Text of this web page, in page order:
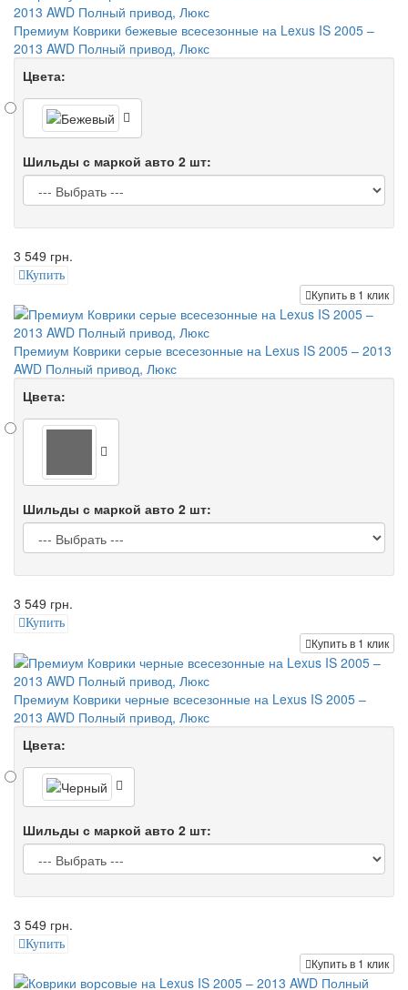
Премиум Коврики бежевые всесезонные на Lexus IS 2005 –
2013 AWD Полный привод, Люкс
Цвета:
Шильды с маркой авто 2 шт:
3 549 грн.
Купить
Купить в 1 клик
Премиум Коврики серые всесезонные на Lexus IS 2005 – 2013
AWD Полный привод, Люкс
Цвета:
Шильды с маркой авто 2 шт:
3 549 грн.
Купить
Купить в 1 клик
Премиум Коврики черные всесезонные на Lexus IS 2005 –
2013 AWD Полный привод, Люкс
Цвета:
Шильды с маркой авто 2 шт:
3 549 грн.
Купить
Купить в 1 клик